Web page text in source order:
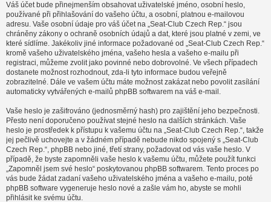
Váš účet bude přinejmenším obsahovat uživatelské jméno, osobní heslo,
používané při přihlašování do vašeho účtu, a osobní, platnou e-mailovou
adresu. Vaše osobní údaje pro váš účet na „Seat-Club Czech Rep.“ jsou
chráněny zákony o ochraně osobních údajů a dat, které jsou platné v zemi, ve
které sídlíme. Jakékoliv jiné informace požadované od „Seat-Club Czech Rep.“
kromě vašeho uživatelského jména, vašeho hesla a vašeho e-mailu při
registraci, můžeme zvolit jako povinné nebo dobrovolné. Ve všech případech
dostanete možnost rozhodnout, zda-li tyto informace budou veřejně
zobrazitelné. Dále ve vašem účtu máte možnost zakázat nebo povolit zasílání
automaticky vytvářených e-mailů phpBB softwarem na váš e-mail.
Vaše heslo je zašifrováno (jednosměrný hash) pro zajištění jeho bezpečnosti.
Přesto není doporučeno používat stejné heslo na dalších stránkách. Vaše
heslo je prostředek k přístupu k vašemu účtu na „Seat-Club Czech Rep.“, takže
jej pečlivě uchovejte a v žádném případě nebude nikdo spojený s „Seat-Club
Czech Rep.“, phpBB nebo jiné, třetí strany, požadovat od vás vaše heslo. V
případě, že byste zapomněli vaše heslo k vašemu účtu, můžete použít funkci
„Zapomněl jsem své heslo“ poskytovanou phpBB softwarem. Tento proces po
vás bude žádat zadaní vašeho uživatelského jména a vašeho e-mailu, poté
phpBB software vygeneruje heslo nové a zašle vám ho, abyste se mohli
přihlásit ke svému účtu.